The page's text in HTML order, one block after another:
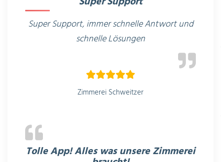
Super Support, immer schnelle Antwort und
schnelle Lösungen
Zimmerei Schweitzer
Tolle App! Alles was unsere Zimmerei